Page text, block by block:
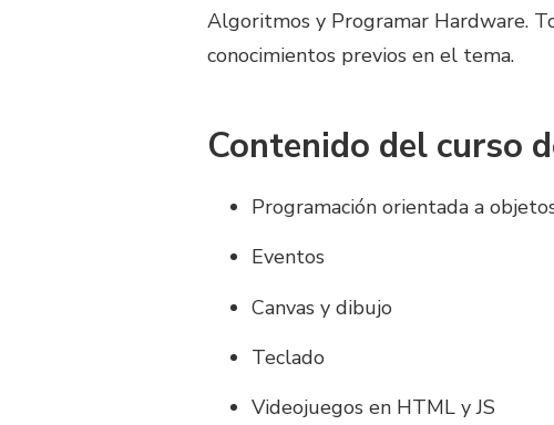
Algoritmos y Programar Hardware.
conocimientos previos en el tema.
Contenido del curso
Programación orientada a
Eventos
Canvas y dibujo
Teclado
Videojuegos en HTML y JS